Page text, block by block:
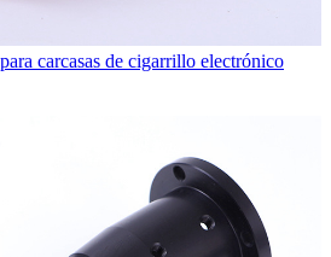
carcasas de cigarrillo electrónico